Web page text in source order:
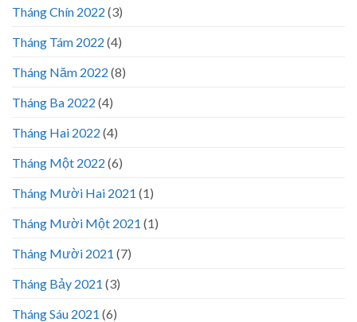
Tháng Chín 2022 (3)
Tháng Tám 2022 (4)
Tháng Năm 2022 (8)
Tháng Ba 2022 (4)
Tháng Hai 2022 (4)
Tháng Một 2022 (6)
Tháng Mười Hai 2021 (1)
Tháng Mười Một 2021 (1)
Tháng Mười 2021 (7)
Tháng Bảy 2021 (3)
Tháng Sáu 2021 (6)